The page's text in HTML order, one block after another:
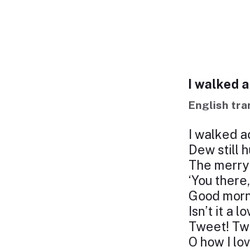
I walked
English
I walked
Dew still
The
‘You
Good
Isn’t it a
Tweet!
O how I